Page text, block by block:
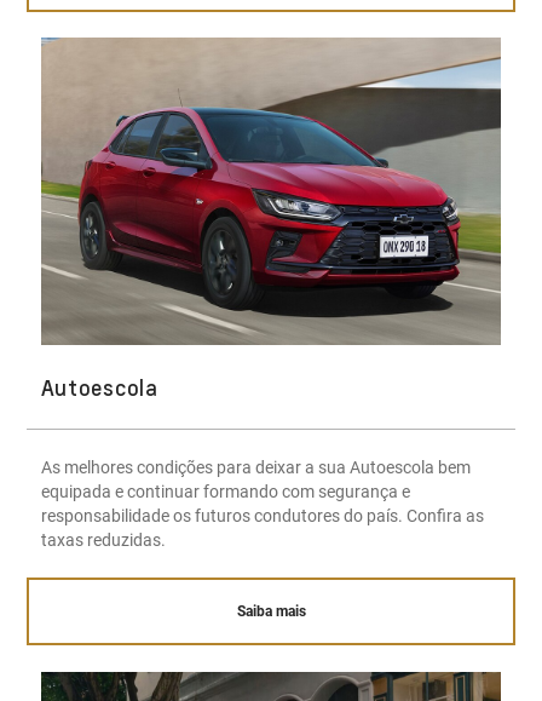
Autoescola
As melhores condições para deixar a sua Autoescola bem
equipada e continuar formando com segurança e
responsabilidade os futuros condutores do país. Confira as
taxas reduzidas.
Saiba mais